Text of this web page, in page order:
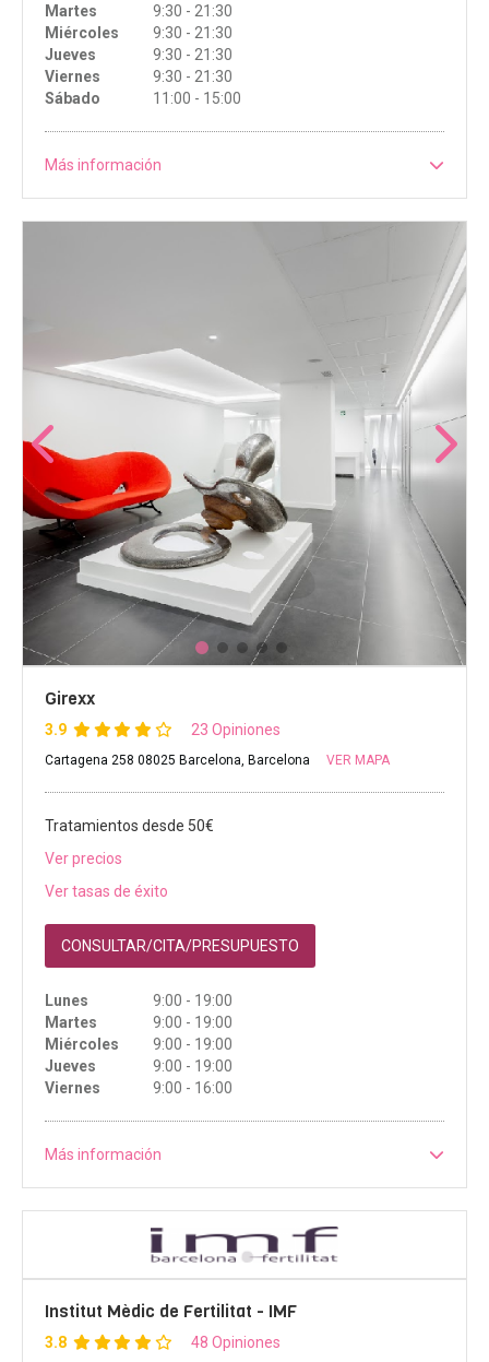
Martes
9:30 - 21:30
Miércoles
9:30 - 21:30
Jueves
9:30 - 21:30
Viernes
9:30 - 21:30
Sábado
11:00 - 15:00
Más información
Girexx
3.9 23 Opiniones
Cartagena 258 08025 Barcelona, Barcelona VER MAPA
Tratamientos desde 50€
Ver precios
Ver tasas de éxito
CONSULTAR/CITA/PRESUPUESTO
Lunes
9:00 - 19:00
Martes
9:00 - 19:00
Miércoles
9:00 - 19:00
Jueves
9:00 - 19:00
Viernes
9:00 - 16:00
Más información
Institut Mèdic de Fertilitat - IMF
3.8 48 Opiniones